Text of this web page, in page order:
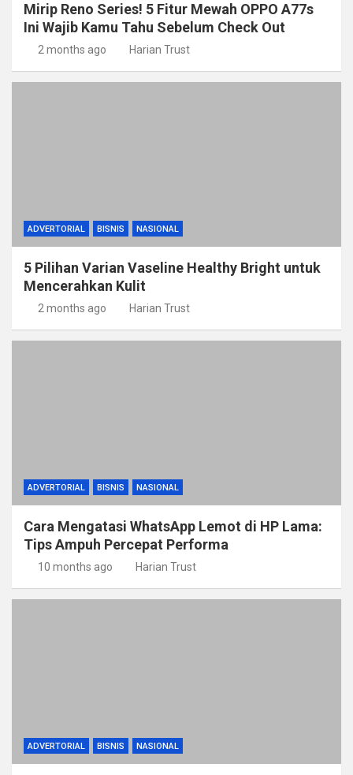
Mirip Reno Series! 5 Fitur Mewah OPPO A77s
Ini Wajib Kamu Tahu Sebelum Check Out
2 months ago Harian Trust
ADVERTORIAL BISNIS NASIONAL
5 Pilihan Varian Vaseline Healthy Bright untuk
Mencerahkan Kulit
2 months ago Harian Trust
ADVERTORIAL BISNIS NASIONAL
Cara Mengatasi WhatsApp Lemot di HP Lama:
Tips Ampuh Percepat Performa
10 months ago Harian Trust
ADVERTORIAL BISNIS NASIONAL